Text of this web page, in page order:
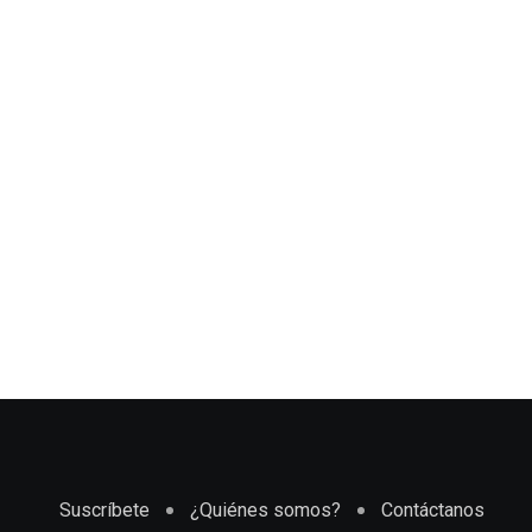
Suscríbete ¿Quiénes somos? Contáctanos